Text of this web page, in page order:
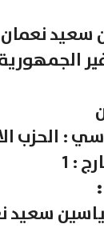
سعيد نعمان
: الحزب
: 1
سعيد